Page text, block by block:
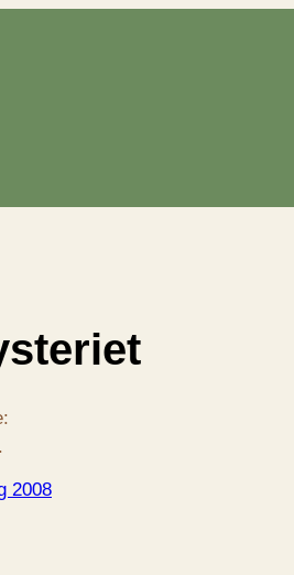
.
2008